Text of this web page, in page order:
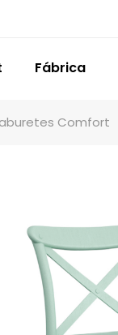
Fábrica
Comfort